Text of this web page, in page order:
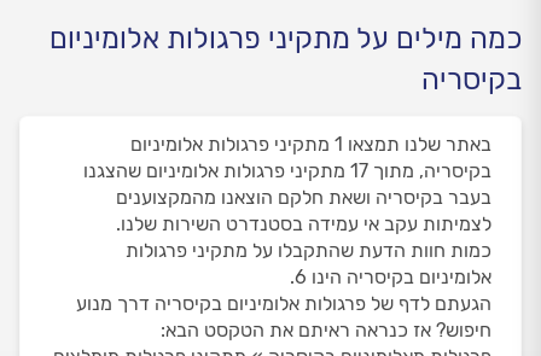
כמה מילים על מתקיני פרגולות אלומיניום
בקיסריה
באתר שלנו תמצאו 1 מתקיני פרגולות אלומיניום
בקיסריה, מתוך 17 מתקיני פרגולות אלומיניום שהצגנו
בעבר בקיסריה ושאת חלקם הוצאנו מהמקצוענים
לצמיתות עקב אי עמידה בסטנדרט השירות שלנו.
כמות חוות הדעת שהתקבלו על מתקיני פרגולות
אלומיניום בקיסריה הינו 6.
הגעתם לדף של פרגולות אלומיניום בקיסריה דרך מנוע
חיפוש? אז כנראה ראיתם את הטקסט הבא: